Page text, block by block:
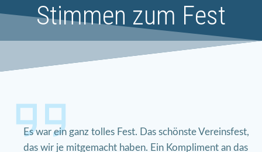
Stimmen zum Fest
Es war ein ganz tolles Fest. Das schönste Vereinsfest,
das wir je mitgemacht haben. Ein Kompliment an das